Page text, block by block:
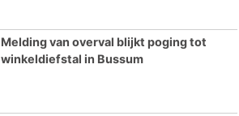
Melding van overval blijkt poging tot
winkeldiefstal in Bussum